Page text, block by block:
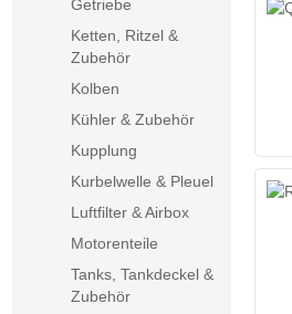
Getriebe
Ketten, Ritzel &
Zubehör
Kolben
Kühler & Zubehör
Kupplung
Kurbelwelle & Pleuel
Luftfilter & Airbox
Motorenteile
Tanks, Tankdeckel &
Zubehör